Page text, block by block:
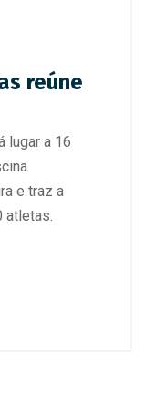
reúne
lugar a 16
e traz a
atletas.